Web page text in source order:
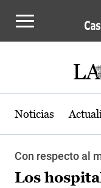
Noticias
Con respecto al
Los